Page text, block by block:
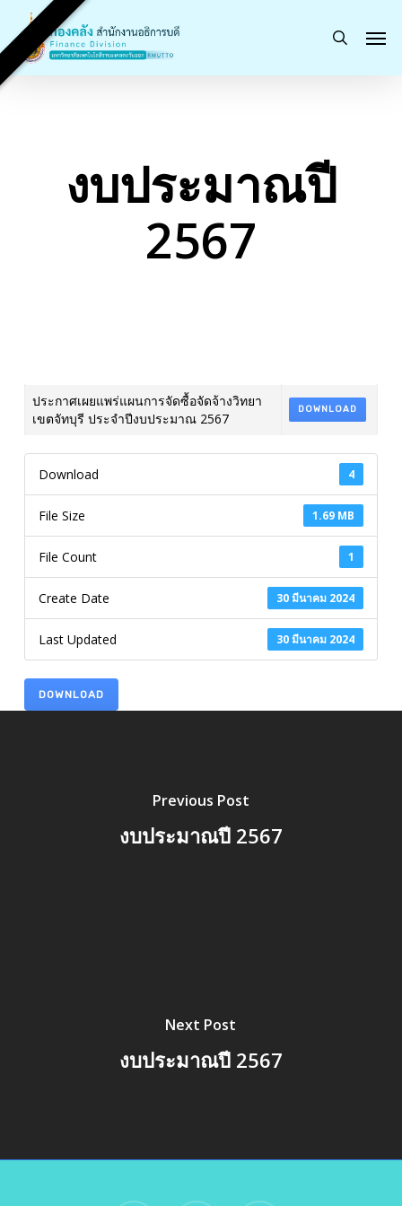
main
content
search
งบประมาณปี
2567
ประกาศเผยแพร่แผนการจัดซื้อจัดจ้างวิทยา
เขตจัทบุรี ประจำปีงบประมาณ 2567
DOWNLOAD
4
Download
1.69 MB
File Size
1
File Count
30 มีนาคม 2024
Create Date
30 มีนาคม 2024
Last Updated
DOWNLOAD
Previous Post
งบประมาณปี 2567
Next Post
งบประมาณปี 2567